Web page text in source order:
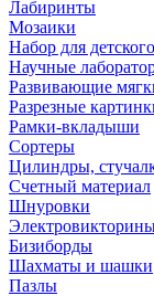
Лабиринты
Мозаики
Набор для
Научные
Развивающие
Разрезные
Рамки-вкладыши
Сортеры
Цилиндры,
Счетный материал
Шнуровки
Бизиборды
Шахматы и шашки
Пазлы